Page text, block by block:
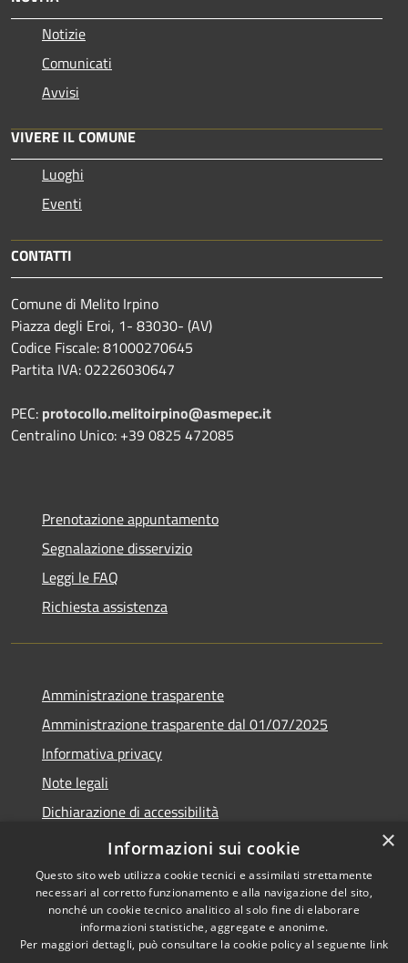
Notizie
Comunicati
Avvisi
VIVERE IL COMUNE
Luoghi
Eventi
CONTATTI
Comune di Melito Irpino
Piazza degli Eroi, 1- 83030- (AV)
Codice Fiscale: 81000270645
Partita IVA: 02226030647
PEC: protocollo.melitoirpino@asmepec.it
Centralino Unico: +39 0825 472085
Prenotazione appuntamento
Segnalazione disservizio
Leggi le FAQ
Richiesta assistenza
Amministrazione trasparente
Amministrazione trasparente dal 01/07/2025
Informativa privacy
Note legali
Dichiarazione di accessibilità
Whistleblowing
Accessibilità
Copyright © 2026 • Comune di
Melito Irpino • Powered by
×
Informazioni sui cookie
Questo sito web utilizza cookie tecnici e assimilati strettamente
necessari al corretto funzionamento e alla navigazione del sito,
nonché un cookie tecnico analitico al solo fine di elaborare
informazioni statistiche, aggregate e anonime.
Per maggiori dettagli, può consultare la cookie policy al seguente link